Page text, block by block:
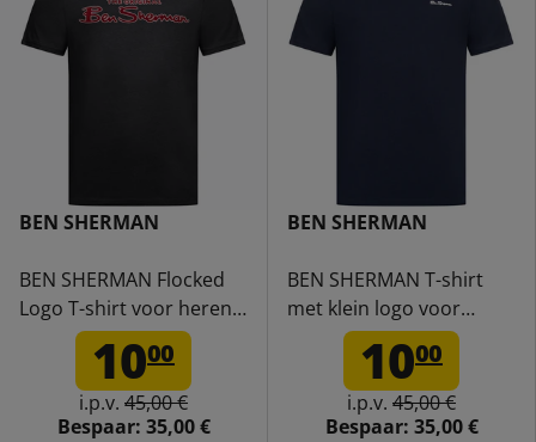
BEN SHERMAN
BEN SHERMAN Flocked
Logo T-shirt voor heren
0076268-BLACK
1000
i.p.v. 45,00 €
Bespaar: 35,00 €
BEN SHERMAN
BEN SHERMAN T-shirt
met klein logo voor
heren 0076266-
DARKNAVY1000
i.p.v. 45,00 €
Bespaar: 35,00 €